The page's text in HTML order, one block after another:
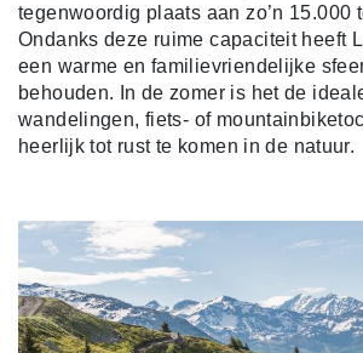
tegenwoordig plaats aan zo’n 15.000
Ondanks deze ruime capaciteit heeft
een warme en familievriendelijke
behouden. In de zomer is het de
wandelingen, fiets- of
heerlijk tot rust te komen in de natuur.